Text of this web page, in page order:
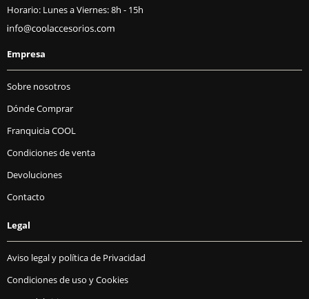
Horario: Lunes a Viernes: 8h - 15h
Empresa
Sobre nosotros
Dónde Comprar
Franquicia COOL
Condiciones de venta
Devoluciones
Contacto
Legal
Aviso legal y política de Privacidad
Condiciones de uso y Cookies